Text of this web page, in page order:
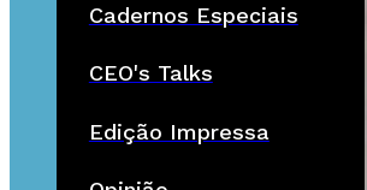
Cadernos Especiais
CEO's Talks
Edição Impressa